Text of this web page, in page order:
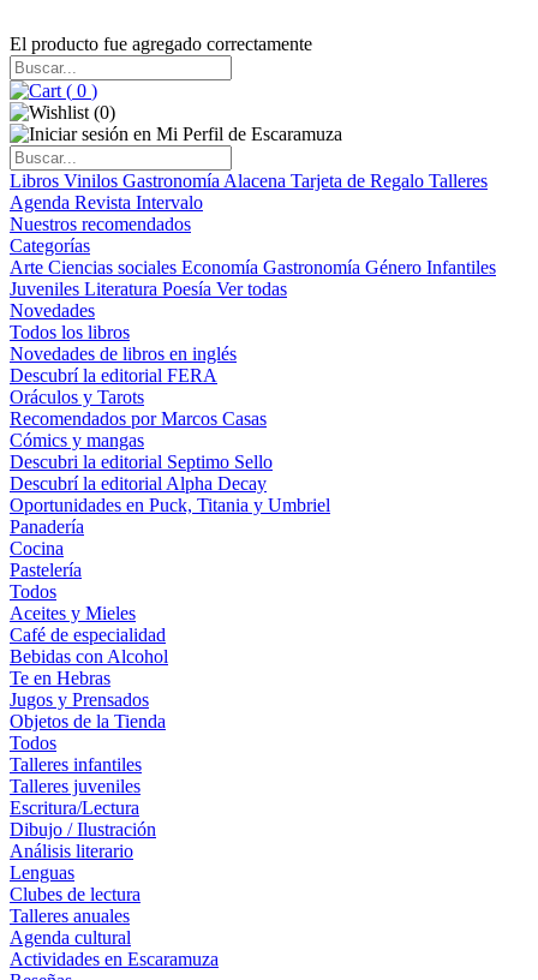
El producto fue agregado correctamente
( 0 )
(0)
Libros Vinilos Gastronomía Alacena Tarjeta de Regalo Talleres
Agenda Revista Intervalo
Nuestros recomendados
Categorías
Arte Ciencias sociales Economía Gastronomía Género Infantiles
Juveniles Literatura Poesía Ver todas
Novedades
Todos los libros
Novedades de libros en inglés
Descubrí la editorial FERA
Oráculos y Tarots
Recomendados por Marcos Casas
Cómics y mangas
Descubri la editorial Septimo Sello
Descubrí la editorial Alpha Decay
Oportunidades en Puck, Titania y Umbriel
Panadería
Cocina
Pastelería
Todos
Aceites y Mieles
Café de especialidad
Bebidas con Alcohol
Te en Hebras
Jugos y Prensados
Objetos de la Tienda
Todos
Talleres infantiles
Talleres juveniles
Escritura/Lectura
Dibujo / Ilustración
Análisis literario
Lenguas
Clubes de lectura
Talleres anuales
Agenda cultural
Actividades en Escaramuza